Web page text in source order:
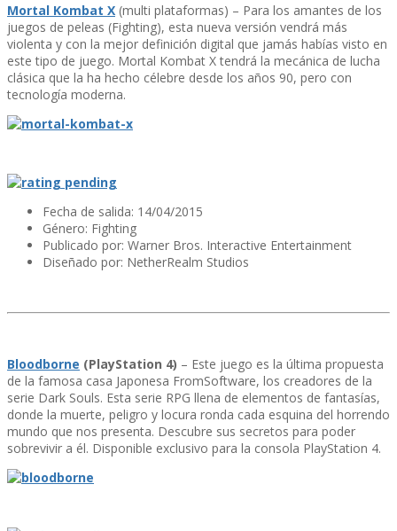
Mortal Kombat X (multi plataformas) – Para los amantes de los
juegos de peleas (Fighting), esta nueva versión vendrá más
violenta y con la mejor definición digital que jamás habí­as visto en
este tipo de juego. Mortal Kombat X tendrá la mecánica de lucha
clásica que la ha hecho célebre desde los años 90, pero con
tecnologí­a moderna.
Fecha de salida: 14/04/2015
Género: Fighting
Publicado por: Warner Bros. Interactive Entertainment
Diseñado por: NetherRealm Studios
Bloodborne (PlayStation 4) – Este juego es la última propuesta
de la famosa casa Japonesa FromSoftware, los creadores de la
serie Dark Souls. Esta serie RPG llena de elementos de fantasí­as,
donde la muerte, peligro y locura ronda cada esquina del horrendo
mundo que nos presenta. Descubre sus secretos para poder
sobrevivir a él. Disponible exclusivo para la consola PlayStation 4.